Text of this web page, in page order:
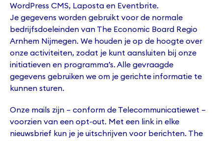
WordPress CMS, Laposta en Eventbrite.
Je gegevens worden gebruikt voor de normale
bedrijfsdoeleinden van The Economic Board Regio
Arnhem Nijmegen. We houden je op de hoogte over
onze activiteiten, zodat je kunt aansluiten bij onze
initiatieven en programma’s. Alle gevraagde
gegevens gebruiken we om je gerichte informatie te
kunnen sturen.
Onze mails zijn – conform de Telecommunicatiewet –
voorzien van een opt-out. Met een link in elke
nieuwsbrief kun je je uitschrijven voor berichten. The